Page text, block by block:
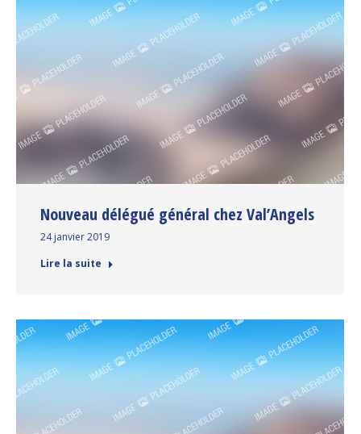
Nouveau délégué général chez Val’Angels
24 janvier 2019
Lire la suite